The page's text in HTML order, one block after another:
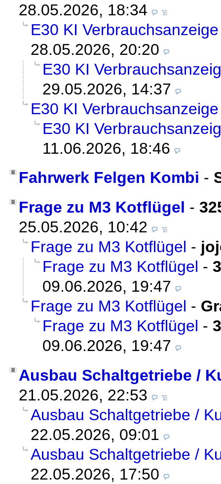
28.05.2026, 18:34
E30 KI Verbrauchsanzeige
28.05.2026, 20:20
E30 KI
29.05.2026, 14:37
E30 KI Verbrauchsanzeige
E30 KI
11.06.2026, 18:46
Fahrwerk Felgen Kombi -
Frage zu M3 Kotflügel -
25.05.2026, 10:42
Frage zu M3 Kotflügel -
Frage zu M3 Kotflügel -
09.06.2026, 19:47
Frage zu M3 Kotflügel -
Frage zu M3 Kotflügel -
09.06.2026, 19:47
Ausbau Schaltgetriebe /
21.05.2026, 22:53
Ausbau Schaltgetriebe /
22.05.2026, 09:01
Ausbau Schaltgetriebe /
22.05.2026, 17:50